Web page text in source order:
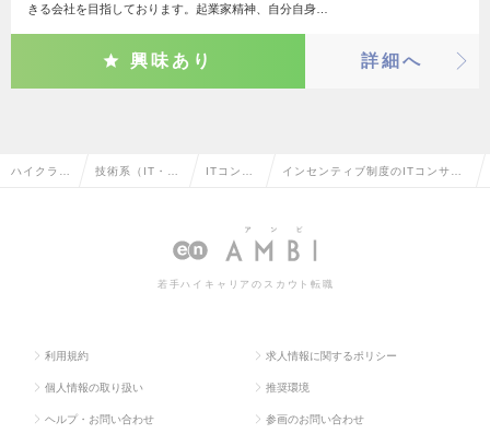
きる会社を目指しております。起業家精神、自分自身…
興味あり 詳細へ
ハイクラス 技術系（IT・W ITコンサ インセンティブ制度のITコンサル
若手ハイキャリアのスカウト転職
利用規約 求人情報に関するポリシー
個人情報の取り扱い 推奨環境
ヘルプ・お問い合わせ 参画のお問い合わせ